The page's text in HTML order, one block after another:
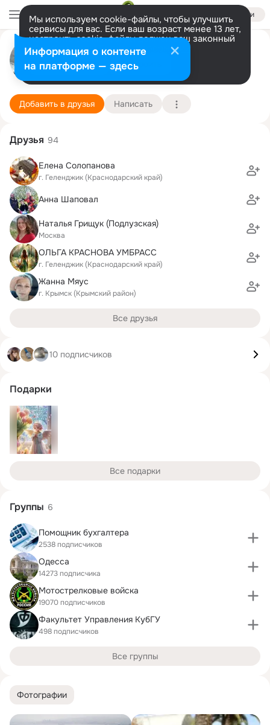
Войти
Мы используем cookie-файлы, чтобы улучшить
сервисы для вас. Если ваш возраст менее 13 лет,
настроить cookie-файлы должен ваш законный
представитель. Больше информации
Разрешить все Настроить
Денис Щербалёв
Москва 10 декабря (50 лет)
Подробнее
Добавить в друзья Написать
Фотографии
Друзья 94
Елена Солопанова
г. Геленджик (Краснодарский край)
Анна Шаповал
Наталья Грищук (Подлузская)
Москва
ОЛЬГА КРАСНОВА УМБРАСС
г. Геленджик (Краснодарский край)
Жанна Мяус
г. Крымск (Крымский район)
Все друзья
10 подписчиков
Подарки
Все подарки
Группы 6
Помощник бухгалтера
2538 подписчиков
Одесса
14273 подписчика
Мотострелковые войска
19070 подписчиков
Факультет Управления КубГУ
498 подписчиков
Все группы
Информация о контенте
на платформе — здесь